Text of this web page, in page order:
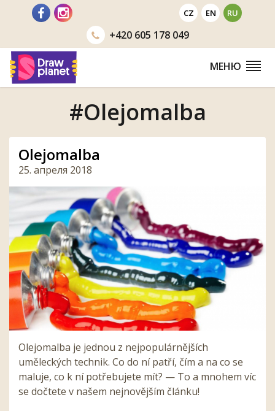
Перейти CZ EN RU
+420605 178 049
МЕНЮ
#Olejomalba
Olejomalba
25. апреля 2018
Olejomalba je jednou z nejpopulárnějších
uměleckých technik. Co do ní patří, čím a na co se
maluje, co k ní potřebujete mít? — To a mnohem víc
se dočtete v našem nejnovějším článku!